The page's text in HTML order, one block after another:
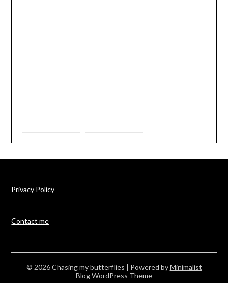
Privacy Policy
Contact me
© 2026 Chasing my butterflies | Powered byMinimalist
BlogWordPress Theme